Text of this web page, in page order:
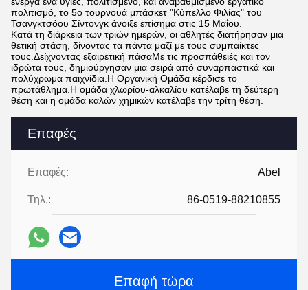
Επαφές
Επαφές: Abel
Τηλ.: 86-0519-88210855
Επαφή τώρα
πολιτισμό, το 5ο τουρνουά μπάσκετ "Κύπελλο Φιλίας" του
Τσανγκτσόου Σίντονγκ άνοιξε επίσημα στις 15 Μαΐου.
Κατά τη διάρκεια των τριών ημερών, οι αθλητές διατήρησαν μια
θετική στάση, δίνοντας τα πάντα μαζί με τους συμπαίκτες
τους.Δείχνοντας εξαιρετική πάσαΜε τις προσπάθειές και τον
ιδρώτα τους, δημιούργησαν μια σειρά από συναρπαστικά και
πολύχρωμα παιχνίδια.Η Οργανική Ομάδα κέρδισε το
πρωτάθλημα.Η ομάδα χλωρίου-αλκαλίου κατέλαβε τη δεύτερη
θέση και η ομάδα καλών χημικών κατέλαβε την τρίτη θέση.